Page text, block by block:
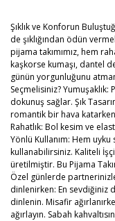
Şıklık ve Konforun
de şıklığından ödün
pijama takımımız, hem
kaşkorse kumaşı, dantel
günün yorgunluğunu
Seçmelisiniz?
dokunuş sağlar. Şık
romantik bir hava
Rahatlık: Bol kesim ve
Yönlü Kullanım: Hem
kullanabilirsiniz. Kaliteli
üretilmiştir. Bu Pijama
Özel günlerde
dinlenirken: En sevdiğiniz
dinlenin. Misafir
ağırlayın. Sabah